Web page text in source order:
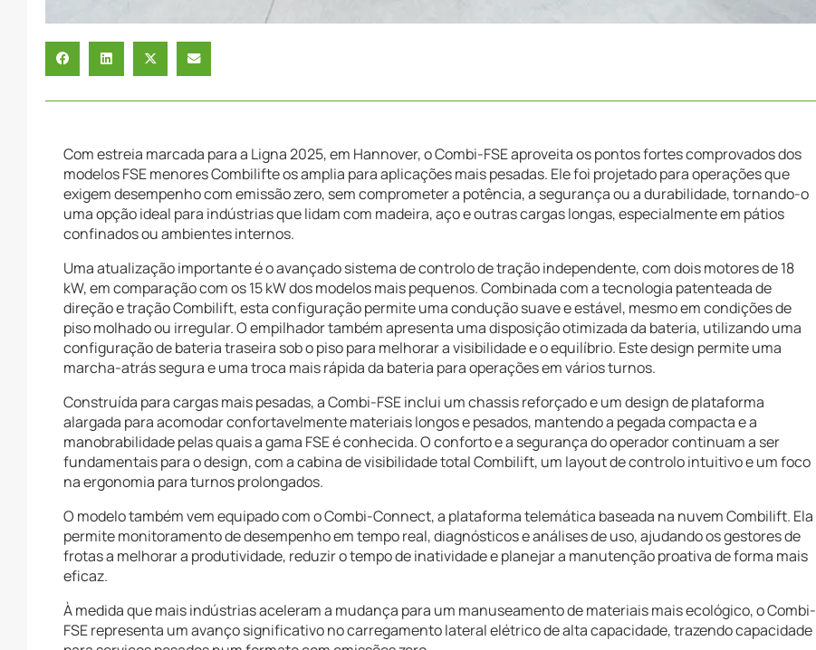
Com estreia marcada para a Ligna 2025, em Hannover, o Combi-FSE aproveita os pontos fortes comprovados dos
modelos FSE menores Combilifte os amplia para aplicações mais pesadas. Ele foi projetado para operações que
exigem desempenho com emissão zero, sem comprometer a potência, a segurança ou a durabilidade, tornando-o
uma opção ideal para indústrias que lidam com madeira, aço e outras cargas longas, especialmente em pátios
confinados ou ambientes internos.
Uma atualização importante é o avançado sistema de controlo de tração independente, com dois motores de 18
kW, em comparação com os 15 kW dos modelos mais pequenos. Combinada com a tecnologia patenteada de
direção e tração Combilift, esta configuração permite uma condução suave e estável, mesmo em condições de
piso molhado ou irregular. O empilhador também apresenta uma disposição otimizada da bateria, utilizando uma
configuração de bateria traseira sob o piso para melhorar a visibilidade e o equilíbrio. Este design permite uma
marcha-atrás segura e uma troca mais rápida da bateria para operações em vários turnos.
Construída para cargas mais pesadas, a Combi-FSE inclui um chassis reforçado e um design de plataforma
alargada para acomodar confortavelmente materiais longos e pesados, mantendo a pegada compacta e a
manobrabilidade pelas quais a gama FSE é conhecida. O conforto e a segurança do operador continuam a ser
fundamentais para o design, com a cabina de visibilidade total Combilift, um layout de controlo intuitivo e um foco
na ergonomia para turnos prolongados.
O modelo também vem equipado com o Combi-Connect, a plataforma telemática baseada na nuvem Combilift. Ela
permite monitoramento de desempenho em tempo real, diagnósticos e análises de uso, ajudando os gestores de
frotas a melhorar a produtividade, reduzir o tempo de inatividade e planejar a manutenção proativa de forma mais
eficaz.
À medida que mais indústrias aceleram a mudança para um manuseamento de materiais mais ecológico, o Combi-
FSE representa um avanço significativo no carregamento lateral elétrico de alta capacidade, trazendo capacidade